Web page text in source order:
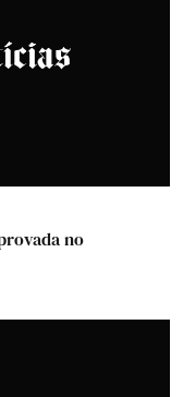
no